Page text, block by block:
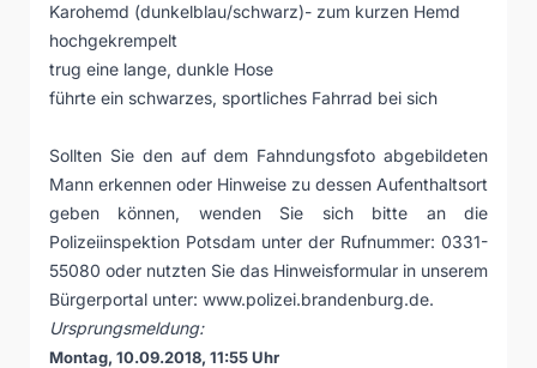
Karohemd (dunkelblau/schwarz)- zum kurzen Hemd
hochgekrempelt
trug eine lange, dunkle Hose
führte ein schwarzes, sportliches Fahrrad bei sich
Sollten Sie den auf dem Fahndungsfoto abgebildeten
Mann erkennen oder Hinweise zu dessen Aufenthaltsort
geben können, wenden Sie sich bitte an die
Polizeiinspektion Potsdam unter der Rufnummer: 0331-
55080 oder nutzten Sie das Hinweisformular in unserem
Bürgerportal unter: www.polizei.brandenburg.de.
Ursprungsmeldung:
Montag, 10.09.2018, 11:55 Uhr